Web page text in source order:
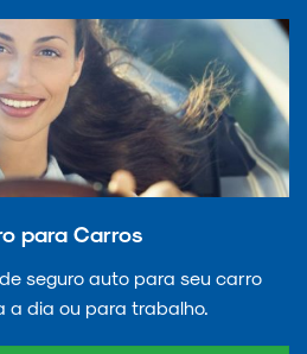
para Carros
seguro auto para seu carro
a dia ou para trabalho.